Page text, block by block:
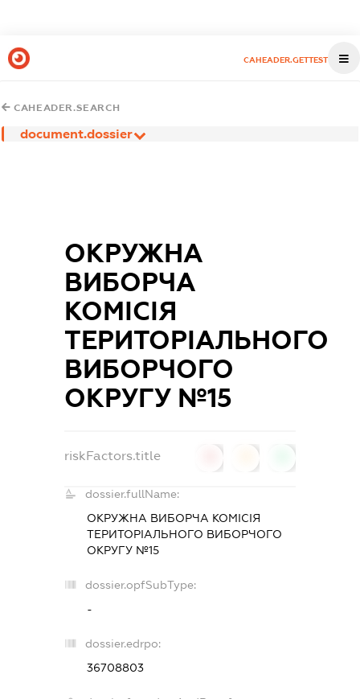
CAHEADER.GETTEST
CAHEADER.SEARCH
document.dossier
ОКРУЖНА
ВИБОРЧА
КОМІСІЯ
ТЕРИТОРІАЛЬНОГО
ВИБОРЧОГО
ОКРУГУ №15
riskFactors.title
dossier.fullName:
ОКРУЖНА ВИБОРЧА КОМІСІЯ
ТЕРИТОРІАЛЬНОГО ВИБОРЧОГО
ОКРУГУ №15
dossier.opfSubType:
-
dossier.edrpo:
36708803